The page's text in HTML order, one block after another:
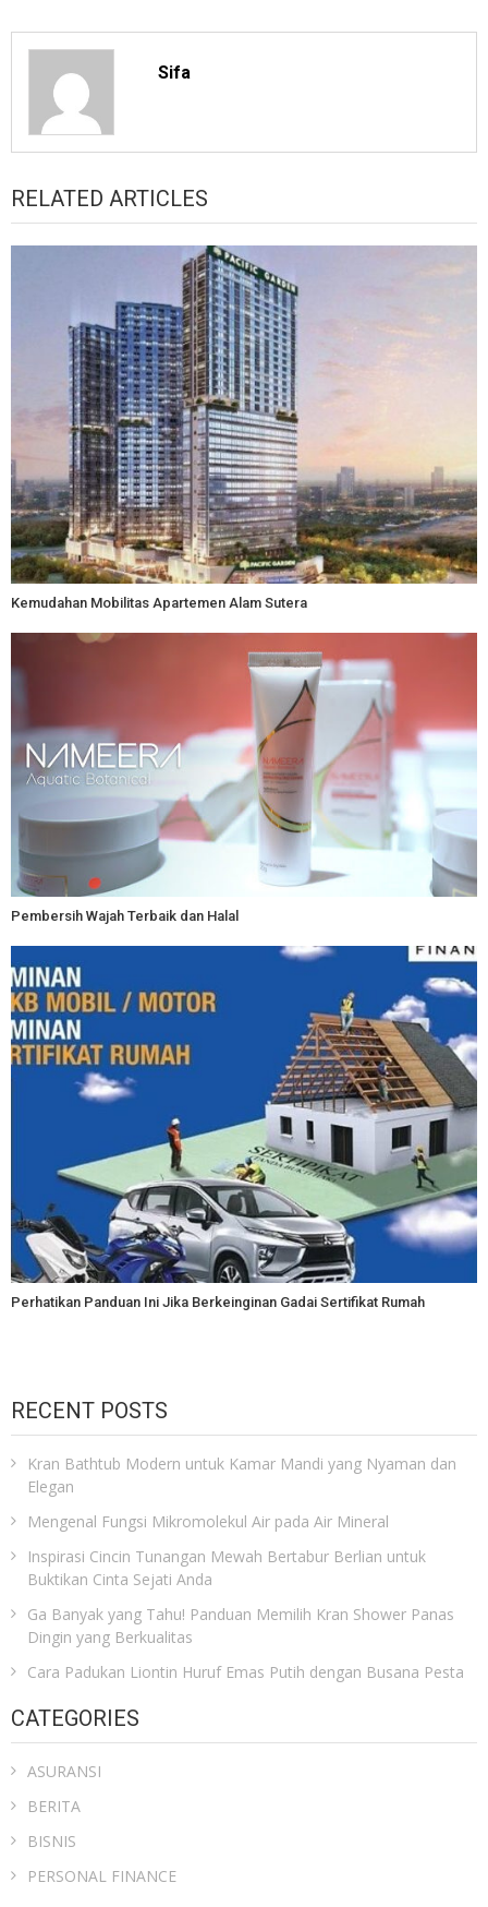
Sifa
RELATED ARTICLES
Kemudahan Mobilitas Apartemen Alam Sutera
Pembersih Wajah Terbaik dan Halal
Perhatikan Panduan Ini Jika Berkeinginan Gadai Sertifikat Rumah
RECENT POSTS
Kran Bathtub Modern untuk Kamar Mandi yang Nyaman dan
Elegan
Mengenal Fungsi Mikromolekul Air pada Air Mineral
Inspirasi Cincin Tunangan Mewah Bertabur Berlian untuk
Buktikan Cinta Sejati Anda
Ga Banyak yang Tahu! Panduan Memilih Kran Shower Panas
Dingin yang Berkualitas
Cara Padukan Liontin Huruf Emas Putih dengan Busana Pesta
CATEGORIES
ASURANSI
BERITA
BISNIS
PERSONAL FINANCE